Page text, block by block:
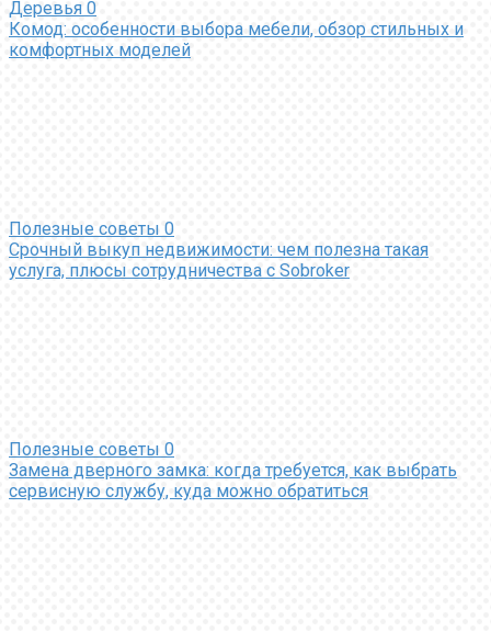
Деревья 0
Комод: особенности выбора мебели, обзор стильных и
комфортных моделей
Полезные советы 0
Срочный выкуп недвижимости: чем полезна такая
услуга, плюсы сотрудничества с Sobroker
Полезные советы 0
Замена дверного замка: когда требуется, как выбрать
сервисную службу, куда можно обратиться